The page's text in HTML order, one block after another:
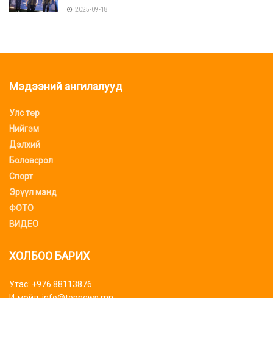
2025-09-18
Мэдээний ангилалууд
Улс төр
Нийгэм
Дэлхий
Боловсрол
Спорт
Эрүүл мэнд
ФОТО
ВИДЕО
ХОЛБОО БАРИХ
Утас: +976 88113876
И-мэйл: info@topnews.mn